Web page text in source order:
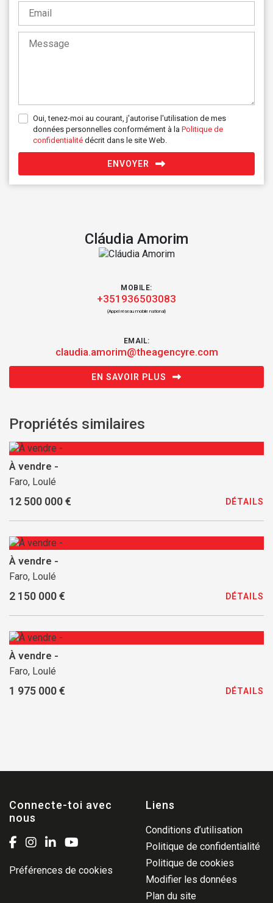
Oui, tenez-moi au courant, j'autorise l'utilisation de mes
données personnelles conformément à la Politique de
confidentialité décrit dans le site Web.
ENVOYER
Cláudia Amorim
MOBILE:
+351936503083
(Appel réseau mobile national)
EMAIL:
claudia.amorim@theagencyre.com
EN SAVOIR PLUS
Propriétés similaires
À vendre -
Faro, Loulé
12 500 000 € DÉTAILS
À vendre -
Faro, Loulé
2 150 000 € DÉTAILS
À vendre -
Faro, Loulé
1 975 000 € DÉTAILS
Connecte-toi avec
nous
Préférences de cookies
Liens
Conditions d’utilisation
Politique de confidentialité
Politique de cookies
Modifier les données
Plan du site